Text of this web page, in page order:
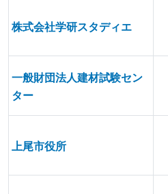
株式会社学研スタディエ
一般財団法人建材試験セン
ター
上尾市役所